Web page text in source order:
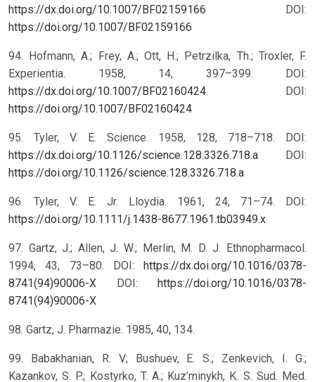
https://dx.doi.org/10.1007/BF02159166
DOI:
https://doi.org/10.1007/BF02159166
94. Hofmann, A.; Frey, A.; Ott, H.; Petrzilka, Th.; Troxler, F.
Experientia. 1958, 14, 397–399. DOI:
https://dx.doi.org/10.1007/BF02160424
DOI:
https://doi.org/10.1007/BF02160424
95. Tyler, V. E. Science. 1958, 128, 718–718. DOI:
https://dx.doi.org/10.1126/science.128.3326.718.a
DOI:
https://doi.org/10.1126/science.128.3326.718.a
96. Tyler, V. E. Jr. Lloydia. 1961, 24, 71–74. DOI:
https://doi.org/10.1111/j.1438-8677.1961.tb03949.x
97. Gartz, J.; Allen, J. W.; Merlin, M. D. J. Ethnopharmacol.
1994, 43, 73–80. DOI: https://dx.doi.org/10.1016/0378-
8741(94)90006-X
DOI: https://doi.org/10.1016/0378-
8741(94)90006-X
98. Gartz, J. Pharmazie. 1985, 40, 134.
99. Babakhanian, R. V; Bushuev, E. S.; Zenkevich, I. G.;
Kazankov, S. P.; Kostyrko, T. A.; Kuz’minykh, K. S. Sud. Med.